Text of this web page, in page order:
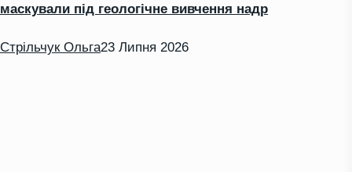
маскували під геологічне вивчення надр
Стрільчук Ольга23 Липня 2026